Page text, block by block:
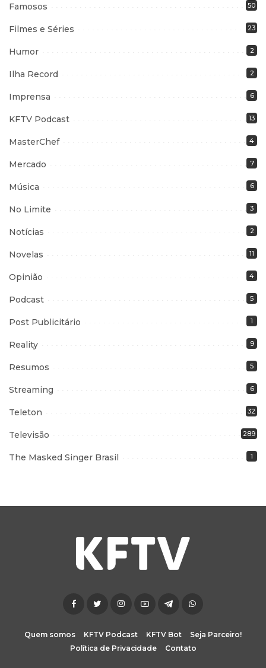
Famosos 50
Filmes e Séries 23
Humor 2
Ilha Record 2
Imprensa 6
KFTV Podcast 13
MasterChef 4
Mercado 7
Música 6
No Limite 3
Notícias 2
Novelas 11
Opinião 4
Podcast 5
Post Publicitário 1
Reality 9
Resumos 5
Streaming 6
Teleton 32
Televisão 289
The Masked Singer Brasil 1
Quem somos KFTV Podcast KFTV Bot
Seja Parceiro!
Política de Privacidade
Contato